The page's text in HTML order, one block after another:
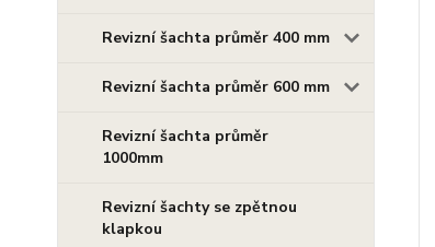
Revizní šachta průměr 400 mm
Revizní šachta průměr 600 mm
Revizní šachta průměr
1000mm
Revizní šachty se zpětnou
klapkou